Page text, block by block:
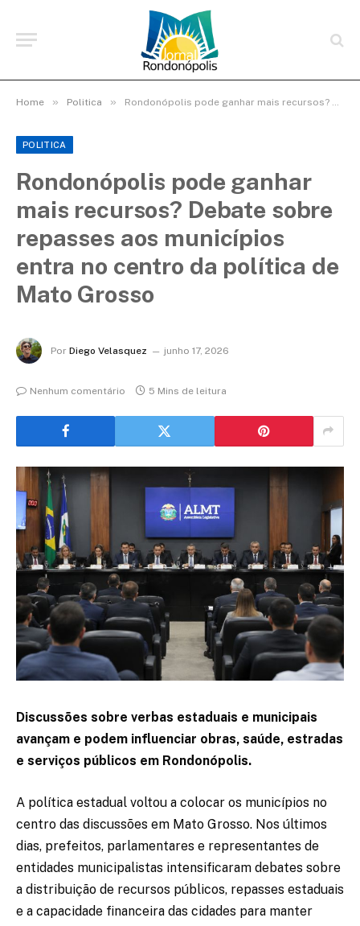
Home » Politica » Rondonópolis pode ganhar mais recursos? Debate sobre repasses aos municípios entra no centro da política de Mato Grosso
POLITICA
Rondonópolis pode ganhar
mais recursos? Debate sobre
repasses aos municípios
entra no centro da política de
Mato Grosso
Por Diego Velasquez junho 17, 2026
Nenhum comentário 5 Mins de leitura
Discussões sobre verbas estaduais e municipais
avançam e podem influenciar obras, saúde, estradas
e serviços públicos em Rondonópolis.
A política estadual voltou a colocar os municípios no
centro das discussões em Mato Grosso. Nos últimos
dias, prefeitos, parlamentares e representantes de
entidades municipalistas intensificaram debates sobre
a distribuição de recursos públicos, repasses estaduais
e a capacidade financeira das cidades para manter